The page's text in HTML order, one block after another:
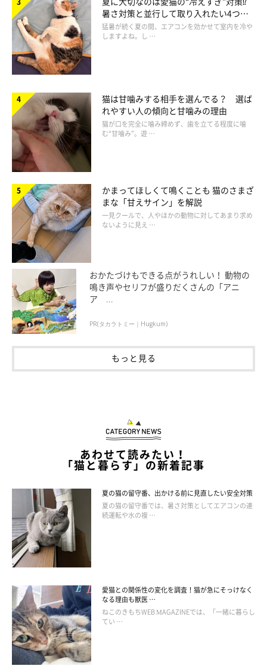
獣医師：
「飼い主さんが忙しいときでも、
あげるのがよいでしょう。
食べ物を欲しそうにしているときは、1日の摂取量を考えて少し
だけ与えたり、バランスを考えて与えてください。おやつなどの
与えすぎは肥満の原因になるので、注意してくださいね」
（監修：いぬのきもち・ねこのきもち獣医師相談室 担当獣医
師）
※写真はスマホアプリ「いぬ・ねこのきもち」で投稿されたもの
です。
※記事と写真に関連性はありませんので予めご了承ください
取材・文／sorami
暑さ対策と並行して取り入れたい4つの
工夫
猛暑が続く夏の間、エアコンを効かせて室内を冷や
しますよね。し …
猫は甘噛みする相手を選んでる？ 選ば
れやすい人の傾向と甘噛みの理由
猫が口を完全に噛み締めず、歯を立てる程度に噛
む“甘噛み”。遊 …
かまってほしくて鳴くことも 猫のさまざ
まな「甘えサイン」を解説
一見クールで、人やほかの動物に対してあまり求め
ないように見え …
おかたづけもできる点がうれしい！ 動物の
鳴き声やセリフが盛りだくさんの「アニ
ア ...
PR(タカラトミー｜Hugkum)
もっと見る
あわせて読みたい！
「猫と暮らす」の新着記事
夏の猫の留守番、出かける前に見直したい安全対策
夏の猫の留守番では、暑さ対策としてエアコンの連
続運転や水の複 …
愛猫との関係性の変化を調査！猫が急にそっけなく
なる理由も獣医 …
ねこのきもちWEB MAGAZINEでは、「一緒に暮らし
てい …